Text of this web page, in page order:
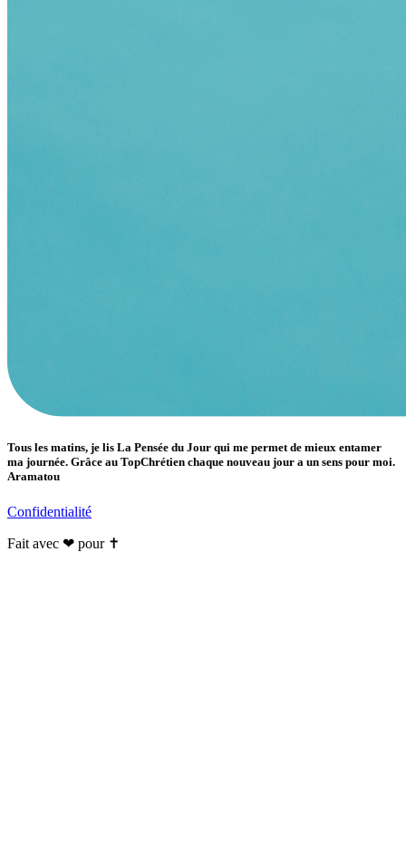
Tous les matins, je lis La Pensée du Jour qui me permet de mieux entamer
ma journée. Grâce au TopChrétien chaque nouveau jour a un sens pour moi.
Aramatou
Confidentialité
Fait avec ❤ pour ✝️️